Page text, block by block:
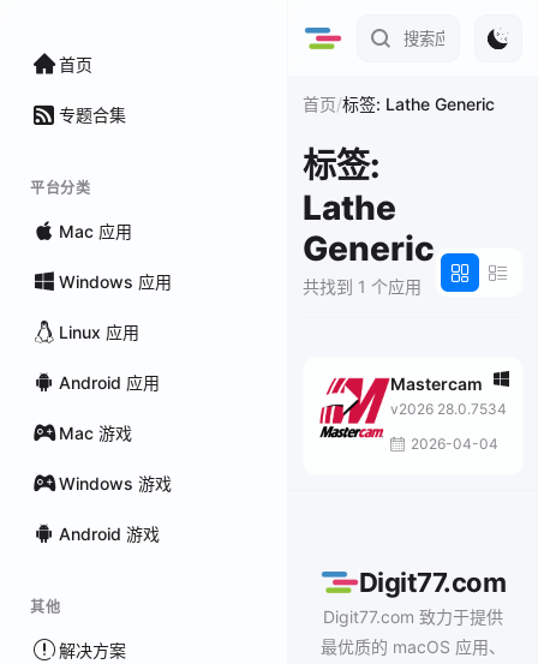
首页
专题合集
平台分类
Mac 应用
Windows 应用
Linux 应用
Android 应用
Mac 游戏
Windows 游戏
Android 游戏
其他
解决方案
首页/标签: Lathe Generic
标签:
Lathe
Generic
共找到 1 个应用
Mastercam
v2026 28.0.7534
2026-04-04
Digit77.com
Digit77.com 致力于提供
最优质的 macOS 应用、